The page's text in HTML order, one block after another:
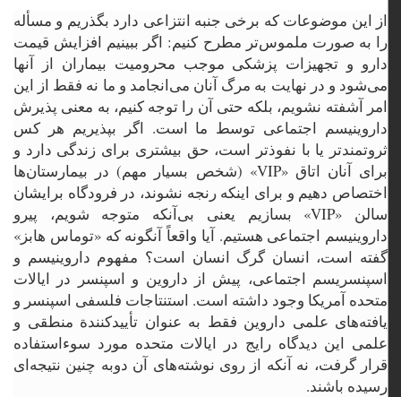
از این موضوعات که برخی جنبه انتزاعی دارد بگذریم و مسأله
را به صورت ملموس‌تر مطرح کنیم: اگر ببینیم افزایش قیمت
دارو و تجهیزات پزشکی موجب محرومیت بیماران از آنها
می‌شود و در نهایت به مرگ آنان می‌انجامد و ما نه فقط از این
امر آشفته نشویم، بلکه حتی آن را توجه کنیم، به معنی پذیرش
داروینیسم اجتماعی توسط ما است. اگر بپذیریم هر کس
ثروتمندتر یا با نفوذتر است، حق بیشتری برای زندگی دارد و
برای آنان اتاق «VIP» (شخص بسیار مهم) در بیمارستان‌ها
اختصاص دهیم و برای اینکه رنجه نشوند، در فرودگاه برایشان
سالن «VIP» بسازیم یعنی بی‌آنکه متوجه شویم، پیرو
داروینیسم اجتماعی هستیم. آیا واقعاً آنگونه که «توماس هابز»
گفته است، انسان گرگ انسان است؟ مفهوم داروینیسم و
اسپنسریسم اجتماعی، پیش از داروین و اسپنسر در ایالات
متحده آمریکا وجود داشته است. استنتاجات فلسفی اسپنسر و
یافته‌های علمی داروین فقط به عنوان تأییدکنندة منطقی و
علمی این دیدگاه رایج در ایالات متحده مورد سوء‌استفاده
قرار گرفت، نه آنکه از روی نوشته‌های آن دوبه چنین نتیجه‌ای
رسیده باشند.